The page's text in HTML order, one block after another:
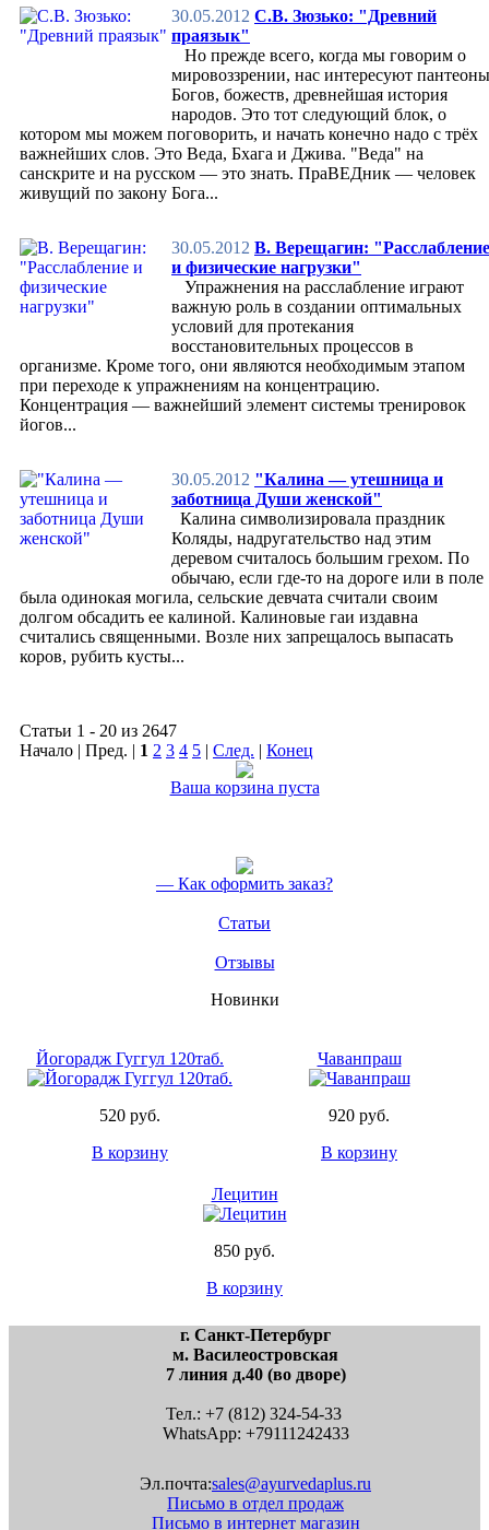
Любителям
Начинающим
Чемпионам
Адаптация
Подготовка
Психологическая
Физиологическая
Астробиоритмология
Реабилитация
Галерея славы
Мероприятия
Обучение
Для всех и каждого
Исследования
Древние науки
Астрология
Что такое астрология?
Джйотиш
Астромедицина
Астроминерология
Астрологическая педагогика
Профориентация
Прогнозы, рекомендации
Астрологические услуги
Хиромантия
Фен-шуй
И-дзин
Философия
Наука и духовность
Современные науки
Государственное обучение
Имидж и стиль
Полезные советы
Авторский курс" ВОЛШЕБСТВО НАТУРАЛЬНОГО
Духовная философия
Жизнеописание святых
Видео-культуротека
30.05.2012 С.В. Зюзько: "Древний
праязык"
Но прежде всего, когда мы говорим о
мировоззрении, нас интересуют пантеоны
Богов, божеств, древнейшая история
народов. Это тот следующий блок, о
котором мы можем поговорить, и начать конечно надо с трёх
важнейших слов. Это Веда, Бхага и Джива. "Веда" на
санскрите и на русском — это знать. ПраВЕДник — человек
живущий по закону Бога...
30.05.2012 В. Верещагин: "Расслабление
и физические нагрузки"
Упражнения на расслабление играют
важную роль в создании оптимальных
условий для протекания
восстановительных процессов в
организме. Кроме того, они являются необходимым этапом
при переходе к упражнениям на концентрацию.
Концентрация — важнейший элемент системы тренировок
йогов...
30.05.2012 "Калина — утешница и
заботница Души женской"
Калина символизировала праздник
Коляды, надругательство над этим
деревом считалось большим грехом. По
обычаю, если где-то на дороге или в поле
была одинокая могила, сельские девчата считали своим
долгом обсадить ее калиной. Калиновые гаи издавна
считались священными. Возле них запрещалось выпасать
коров, рубить кусты...
Статьи 1 - 20 из 2647
Начало | Пред. | 1 2 3 4 5 | След. | Конец
Ваша корзина пуста
— Как оформить заказ?
Статьи
Отзывы
Новинки
Йогорадж Гуггул 120таб.
520 руб.
В корзину
Чаванпраш
920 руб.
В корзину
Лецитин
850 руб.
В корзину
г. Санкт-Петербург
м. Василеостровская
7 линия д.40 (во дворе)
Тел.: +7 (812) 324-54-33
WhatsApp: +79111242433
Эл.почта:sales@ayurvedaplus.ru
Письмо в отдел продаж
Письмо в интернет магазин